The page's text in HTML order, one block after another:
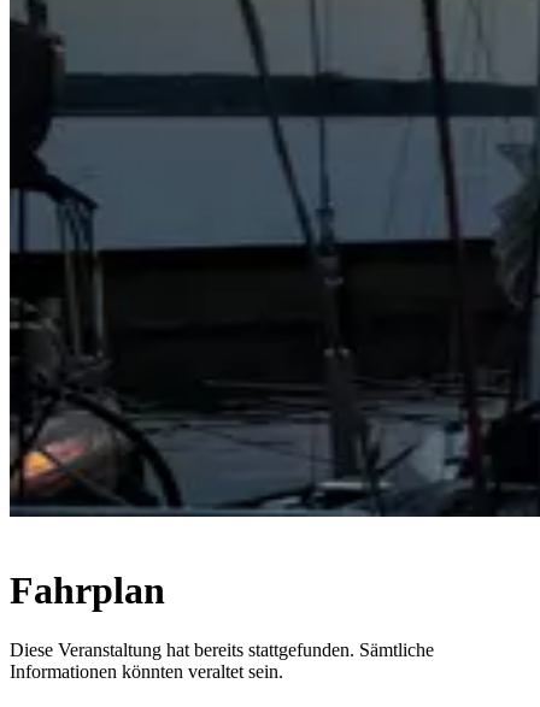
Fahrplan
Diese Veranstaltung hat bereits stattgefunden. Sämtliche
Informationen könnten veraltet sein.